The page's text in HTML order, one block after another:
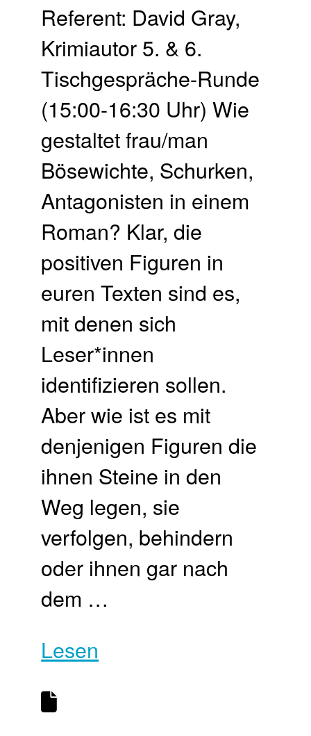
Referent: David Gray,
Krimiautor 5. & 6.
Tischgespräche-Runde
(15:00-16:30 Uhr) Wie
gestaltet frau/man
Bösewichte, Schurken,
Antagonisten in einem
Roman? Klar, die
positiven Figuren in
euren Texten sind es,
mit denen sich
Leser*innen
identifizieren sollen.
Aber wie ist es mit
denjenigen Figuren die
ihnen Steine in den
Weg legen, sie
verfolgen, behindern
oder ihnen gar nach
dem …
Lesen